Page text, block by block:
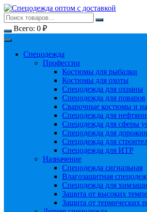
Перейти
к
содержимому
Всего: 0 ₽
Спецодежда
Профессии
Костюмы для рыбалки
Костюмы для охоты
Спецодежда для охраны
Спецодежда для поваров
Сварочные костюмы и
Спецодежда для
Спецодежда для сферы
Спецодежда для
Спецодежда для
Спецодежда для ИТР
Назначение
Спецодежда сигнальная
Влагозащитная
Спецодежда для
Защита от высоких
Защита от термических